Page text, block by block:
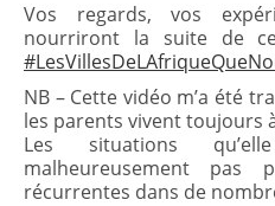
Vos regards, vos
nourriront la suite de
NB – Cette vidéo m’a été
les parents vivent toujours
Les situations
malheureusement pas
récurrentes dans de